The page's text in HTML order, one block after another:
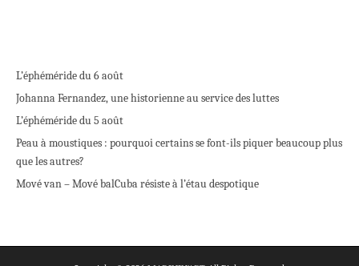
L’éphéméride du 6 août
Johanna Fernandez, une historienne au service des luttes
L’éphéméride du 5 août
Peau à moustiques : pourquoi certains se font-ils piquer beaucoup plus
que les autres?
Mové van – Mové balCuba résiste à l’étau despotique